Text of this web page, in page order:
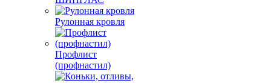
Рулонная кровля
Профлист
(профнастил)